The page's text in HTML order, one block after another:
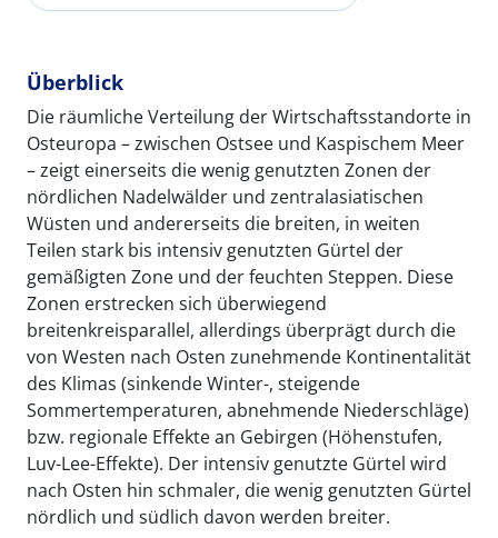
Überblick
Die räumliche Verteilung der Wirtschaftsstandorte in
Osteuropa – zwischen Ostsee und Kaspischem Meer
– zeigt einerseits die wenig genutzten Zonen der
nördlichen Nadelwälder und zentralasiatischen
Wüsten und andererseits die breiten, in weiten
Teilen stark bis intensiv genutzten Gürtel der
gemäßigten Zone und der feuchten Steppen. Diese
Zonen erstrecken sich überwiegend
breitenkreisparallel, allerdings überprägt durch die
von Westen nach Osten zunehmende Kontinentalität
des Klimas (sinkende Winter-, steigende
Sommertemperaturen, abnehmende Niederschläge)
bzw. regionale Effekte an Gebirgen (Höhenstufen,
Luv-Lee-Effekte). Der intensiv genutzte Gürtel wird
nach Osten hin schmaler, die wenig genutzten Gürtel
nördlich und südlich davon werden breiter.